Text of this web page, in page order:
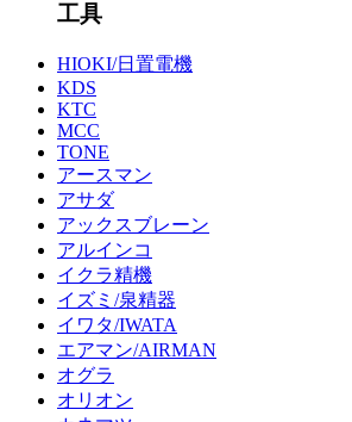
工具
HIOKI/日置電機
KDS
KTC
MCC
TONE
アースマン
アサダ
アックスブレーン
アルインコ
イクラ精機
イズミ/泉精器
イワタ/IWATA
エアマン/AIRMAN
オグラ
オリオン